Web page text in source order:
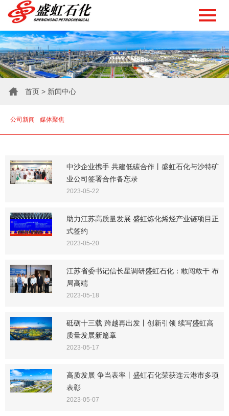
首页 > 新闻中心
公司新闻 媒体聚焦
中沙企业携手 共建低碳合作丨盛虹石化与沙特矿
业公司签署合作备忘录
2023-05-22
助力江苏高质量发展 盛虹炼化烯烃产业链项目正
式签约
2023-05-20
江苏省委书记信长星调研盛虹石化：敢闯敢干 布
局高端
2023-05-18
砥砺十三载 跨越再出发丨创新引领 续写盛虹高
质量发展新篇章
2023-05-17
高质发展 争当表率丨盛虹石化荣获连云港市多项
表彰
2023-05-07